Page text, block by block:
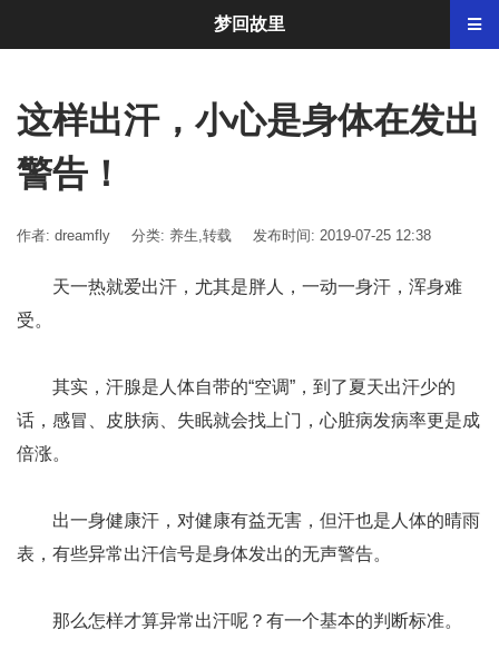
这样出汗，小心是身体在发出
警告！
作者: dreamfly 分类: 养生,转载 发布时间: 2019-07-25 12:38
天一热就爱出汗，尤其是胖人，一动一身汗，浑身难
受。
其实，汗腺是人体自带的“空调”，到了夏天出汗少的
话，感冒、皮肤病、失眠就会找上门，心脏病发病率更是成
倍涨。
出一身健康汗，对健康有益无害，但汗也是人体的晴雨
表，有些异常出汗信号是身体发出的无声警告。
那么怎样才算异常出汗呢？有一个基本的判断标准。
梦回故里